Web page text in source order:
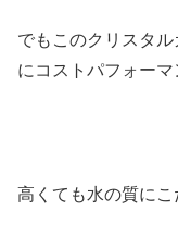
でもこのクリスタ
にコストパフォー
高くても水の質に